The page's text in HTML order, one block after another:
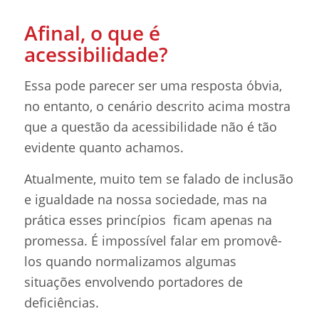
Afinal, o que é
acessibilidade?
Essa pode parecer ser uma resposta óbvia,
no entanto, o cenário descrito acima mostra
que a questão da acessibilidade não é tão
evidente quanto achamos.
Atualmente, muito tem se falado de inclusão
e igualdade na nossa sociedade, mas na
prática esses princípios ficam apenas na
promessa. É impossível falar em promovê-
los quando normalizamos algumas
situações envolvendo portadores de
deficiências.